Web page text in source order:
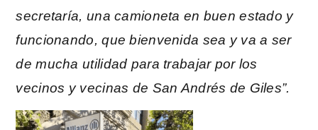
secretaría, una camioneta en buen estado y
funcionando, que bienvenida sea y va a ser
de mucha utilidad para trabajar por los
vecinos y vecinas de San Andrés de Giles”.